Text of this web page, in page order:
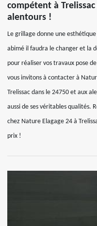
compétent à
alentours !
Le grillage donne une
abimé il faudra le changer et la
pour réaliser vos travaux pose
vous invitons à contacter à
Trelissac dans le 24750 et aux
aussi de ses véritables qualités.
chez Nature Elagage 24 à
prix !